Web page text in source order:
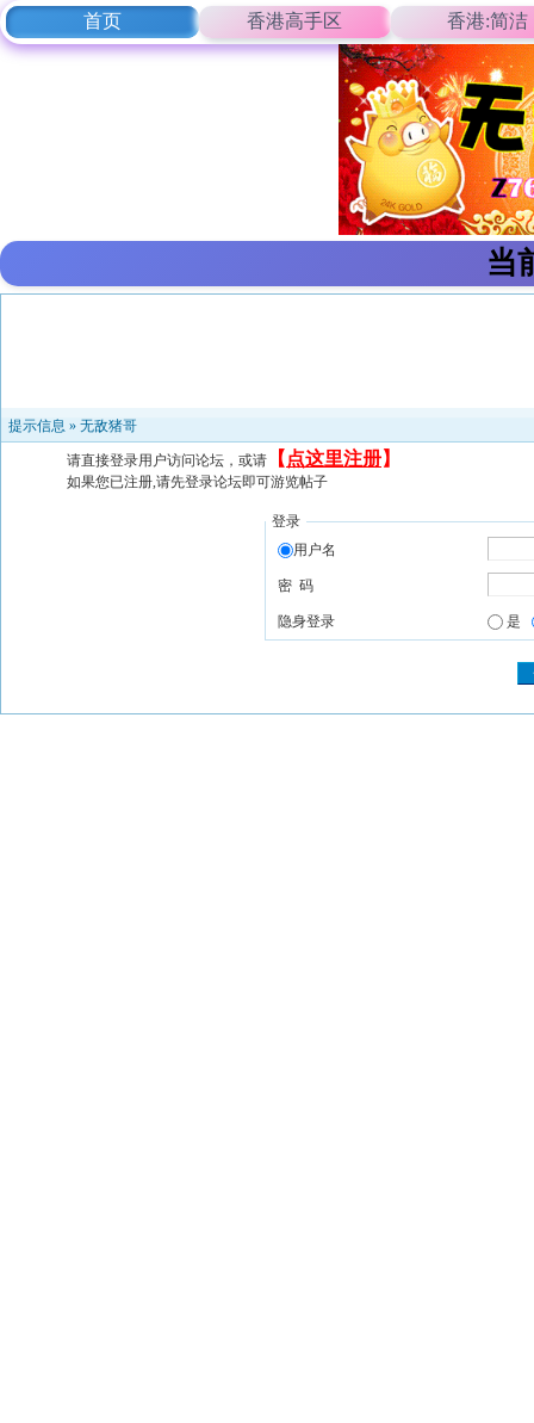
首页 香港高手区 香港:简洁
当
提示信息 » 无敌猪哥
请直接登录用户访问论坛，或请 【 点这里注册】
如果您已注册,请先登录论坛即可游览帖子
登录
用户名
密 码
隐身登录 是